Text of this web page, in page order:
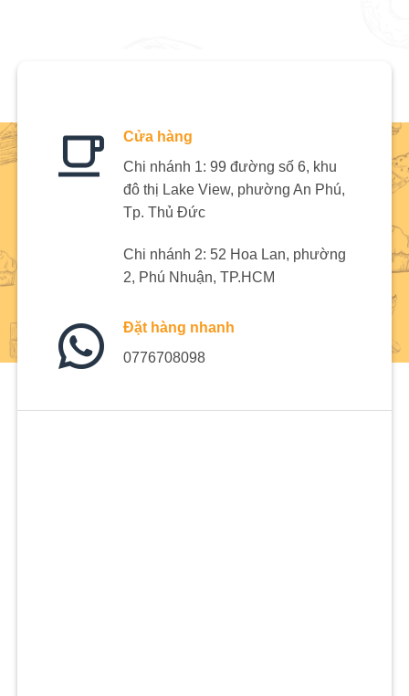
Cửa hàng
Chi nhánh 1: 99 đường số 6, khu
đô thị Lake View, phường An Phú,
Tp. Thủ Đức
Chi nhánh 2: 52 Hoa Lan, phường
2, Phú Nhuận, TP.HCM
Đặt hàng nhanh
0776708098